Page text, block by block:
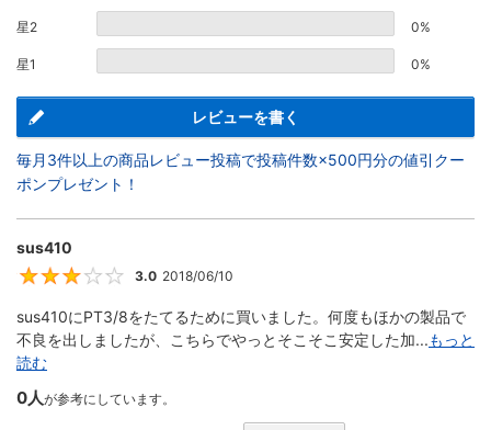
星2 0%
星1 0%
レビューを書く
毎月3件以上の商品レビュー投稿で投稿件数×500円分の値引クー
ポンプレゼント！
sus410
3
3.0 2018/06/10
sus410にPT3/8をたてるために買いました。何度もほかの製品で
不良を出しましたが、こちらでやっとそこそこ安定した加...もっと
読む
0人が参考にしています。